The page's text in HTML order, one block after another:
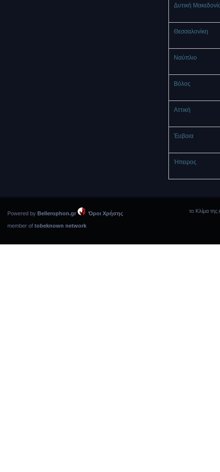
Δυτική
Θεσσαλονίκη
Ναύπλιο
Βόλος
Αττική
Έυβοια
Ήπειρος
Powered by Bellerophon.gr Όροι Χρήσης
member of tobeknown network
το Κλίμα της